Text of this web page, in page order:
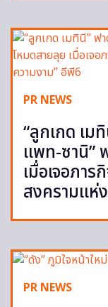
PR NEWS
“ลูกเกด เม
แพท-ซานิ”
เมื่อเจอภา
สงครามแห่
PR NEWS